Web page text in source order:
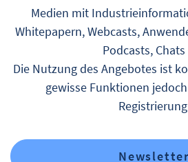
Medien mit
Whitepapern, Webcasts,
Podcasts,
Die Nutzung des Angebotes ist
gewisse Funktionen
Newsletter